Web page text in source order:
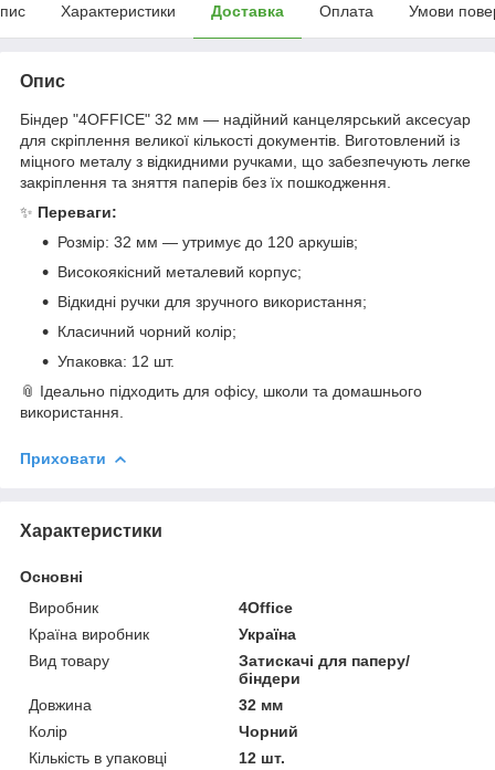
Характеристики Доставка Оплата Умови
Опис
Біндер "4OFFICE" 32 мм — надійний канцелярський аксесуар
для скріплення великої кількості документів. Виготовлений із
міцного металу з відкидними ручками, що забезпечують легке
закріплення та зняття паперів без їх пошкодження.
✨ Переваги:
Розмір: 32 мм — утримує до 120 аркушів;
Високоякісний металевий корпус;
Відкидні ручки для зручного використання;
Класичний чорний колір;
Упаковка: 12 шт.
📎 Ідеально підходить для офісу, школи та домашнього
використання.
Приховати
Характеристики
Основні
Виробник
4Office
Країна виробник
Україна
Вид товару
Затискачі для паперу/
біндери
Довжина
32 мм
Колір
Чорний
Кількість в упаковці
12 шт.